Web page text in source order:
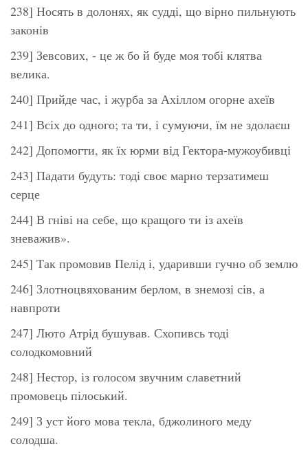
238] Носять в долонях, як судді, що вірно пильнують
законів
239] Зевсових, - це ж бо й буде моя тобі клятва
велика.
240] Прийде час, і журба за Ахіллом огорне ахеїв
241] Всіх до одного; та ти, і сумуючи, їм не здолаєш
242] Допомогти, як їх юрми від Гектора-мужоубивці
243] Падати будуть: тоді своє марно терзатимеш
серце
244] В гніві на себе, що кращого ти із ахеїв
зневажив».
245] Так промовив Пелід і, ударивши гучно об землю
246] Злотноцвяхованим берлом, в знемозі сів, а
навпроти
247] Люто Атрід бушував. Схопивсь тоді
солодкомовний
248] Нестор, із голосом звучним славетний
промовець пілоський.
249] З уст його мова текла, бджолиного меду
солодша.